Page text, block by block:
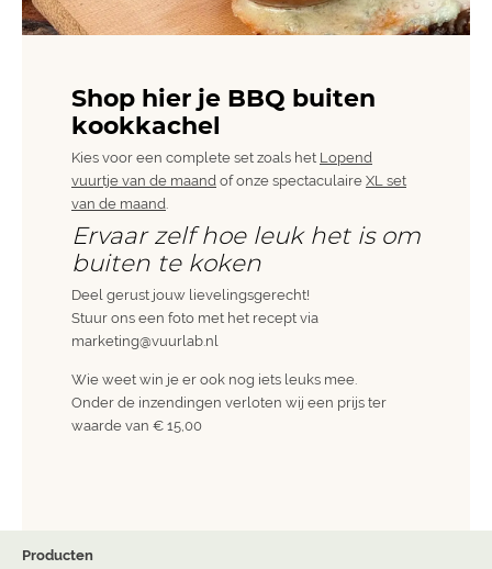
Shop hier je BBQ buiten
kookkachel
Kies voor een complete set zoals het Lopend
vuurtje van de maand of onze spectaculaire XL set
van de maand.
Ervaar zelf hoe leuk het is om
buiten te koken
Deel gerust jouw lievelingsgerecht!
Stuur ons een foto met het recept via
marketing@vuurlab.nl
Wie weet win je er ook nog iets leuks mee.
Onder de inzendingen verloten wij een prijs ter
waarde van € 15,00
Producten